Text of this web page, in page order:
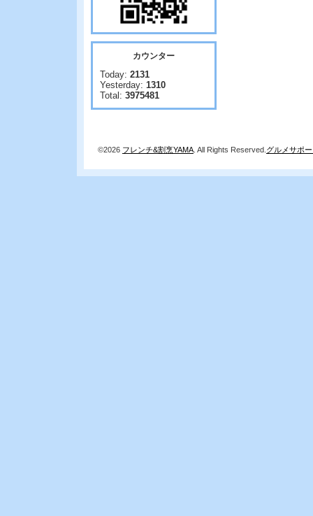
カウンター
Today: 2131
Yesterday: 1310
Total: 3975481
©2026 フレンチ&割烹YAMA . All Rights Reserved. グルメサポ